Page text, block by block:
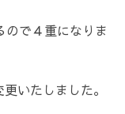
ので４重になりま
いたしました。